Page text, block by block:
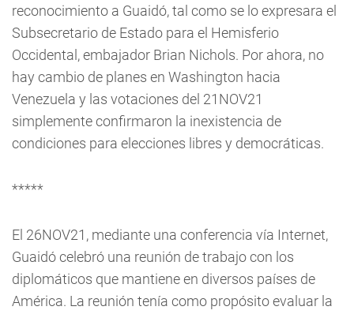
reconocimiento a Guaidó, tal como se lo expresara el
Subsecretario de Estado para el Hemisferio
Occidental, embajador Brian Nichols. Por ahora, no
hay cambio de planes en Washington hacia
Venezuela y las votaciones del 21NOV21
simplemente confirmaron la inexistencia de
condiciones para elecciones libres y democráticas.
*****
El 26NOV21, mediante una conferencia vía Internet,
Guaidó celebró una reunión de trabajo con los
diplomáticos que mantiene en diversos países de
América. La reunión tenía como propósito evaluar la